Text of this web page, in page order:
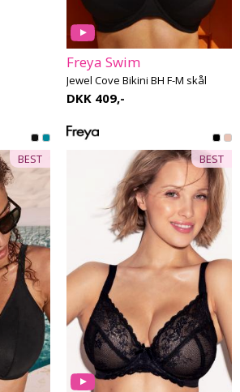
Freya Swim
Jewel Cove Bikini BH F-M skål
DKK 409,-
BEST BEST